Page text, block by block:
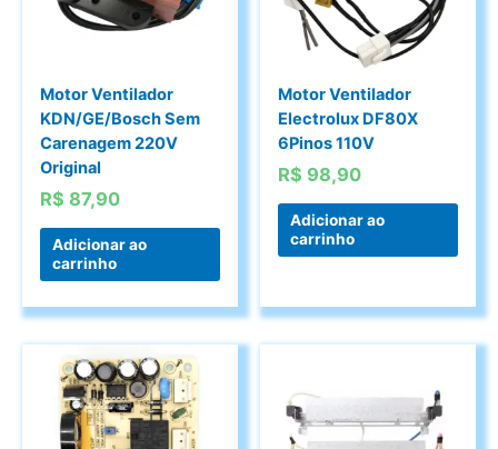
Motor Ventilador
KDN/GE/Bosch Sem
Carenagem 220V
Original
R$ 87,90
Adicionar ao
carrinho
Motor Ventilador
Electrolux DF80X
6Pinos 110V
R$ 98,90
Adicionar ao
carrinho